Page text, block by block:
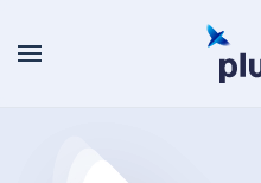
Skip to main content